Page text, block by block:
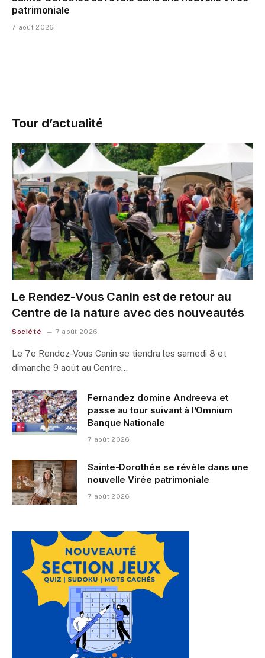
patrimoniale
7 août 2026
Tour d’actualité
Le Rendez-Vous Canin est de retour au
Centre de la nature avec des nouveautés
Société 7 août 2026
Le 7e Rendez-Vous Canin se tiendra les samedi 8 et
dimanche 9 août au Centre…
Fernandez domine Andreeva et
passe au tour suivant à l’Omnium
Banque Nationale
7 août 2026
Sainte-Dorothée se révèle dans une
nouvelle Virée patrimoniale
7 août 2026